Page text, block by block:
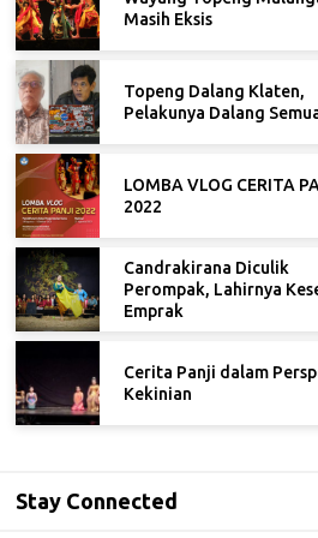
Masih Eksis
Topeng Dalang Klaten,
Pelakunya Dalang
LOMBA VLOG CERITA
2022
Candrakirana Diculik
Perompak, Lahirnya
Emprak
Cerita Panji dalam
Kekinian
Stay Connected